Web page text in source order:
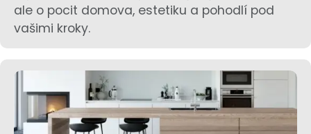
ale o pocit domova, estetiku a pohodlí pod
vašimi kroky.